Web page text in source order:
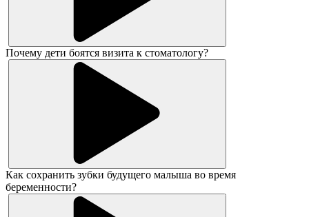
Почему дети боятся визита к стоматологу?
Как сохранить зубки будущего малыша во время
беременности?